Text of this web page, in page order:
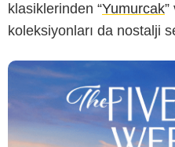
klasiklerinden “Yumurcak”
koleksiyonları da nostalji